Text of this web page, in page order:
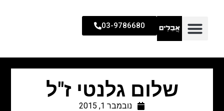
03-9786680
שלום גלנטי ז"ל
נובמבר 1, 2015